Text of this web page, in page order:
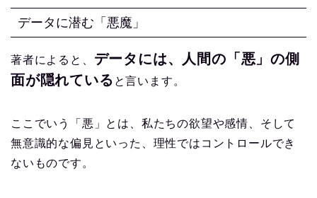
データに潜む「悪魔」
著者によると、 データには、人間の「悪」の側
面が隠れている と言います。
ここでいう「悪」とは、私たちの欲望や感情、そして
無意識的な偏見といった、理性ではコントロールでき
ないものです。